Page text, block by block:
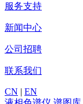
服务支持
新闻中心
公司招聘
联系我们
CN | EN